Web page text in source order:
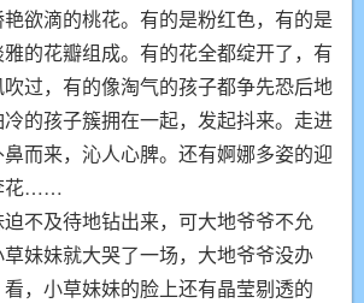
欲滴的桃花。有的是粉红色，有的是
的花瓣组成。有的花全都绽开了，有
过，有的像淘气的孩子都争先恐后地
的孩子簇拥在一起，发起抖来。走进
而来，沁人心脾。还有婀娜多姿的迎
花……
不及待地钻出来，可大地爷爷不允
妹妹就大哭了一场，大地爷爷没办
，小草妹妹的脸上还有晶莹剔透的